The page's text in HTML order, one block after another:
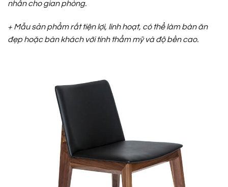
nhấn cho gian phòng.
+ Mẫu sản phẩm rất tiện lợi, linh hoạt, có thể làm bàn ăn
đẹp hoặc bàn khách với tính thẩm mỹ và độ bền cao.